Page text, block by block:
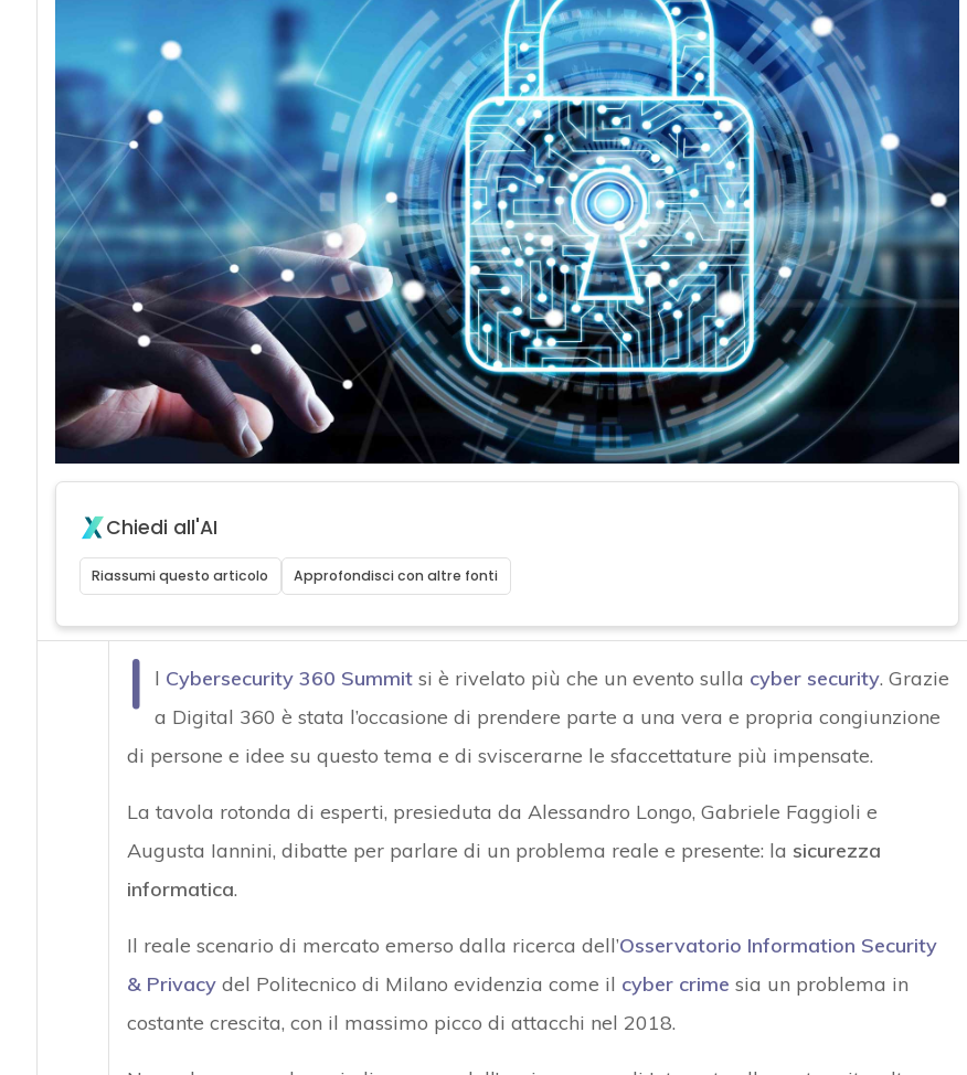
Chiedi all'AI
Riassumi questo articolo Approfondisci con altre fonti
I l Cybersecurity 360 Summitsi è rivelato più che un evento sulla cyber security. Grazie
a Digital 360 è stata l’occasione di prendere parte a una vera e propria congiunzione
di persone e idee su questo tema e di sviscerarne le sfaccettature più impensate.
La tavola rotonda di esperti, presieduta da Alessandro Longo, Gabriele Faggioli e
Augusta Iannini, dibatte per parlare di un problema reale e presente: la sicurezza
informatica.
Il reale scenario di mercato emerso dalla ricerca dell’Osservatorio Information Security
& Privacydel Politecnico di Milano evidenzia come il cyber crime sia un problema in
costante crescita, con il massimo picco di attacchi nel 2018.